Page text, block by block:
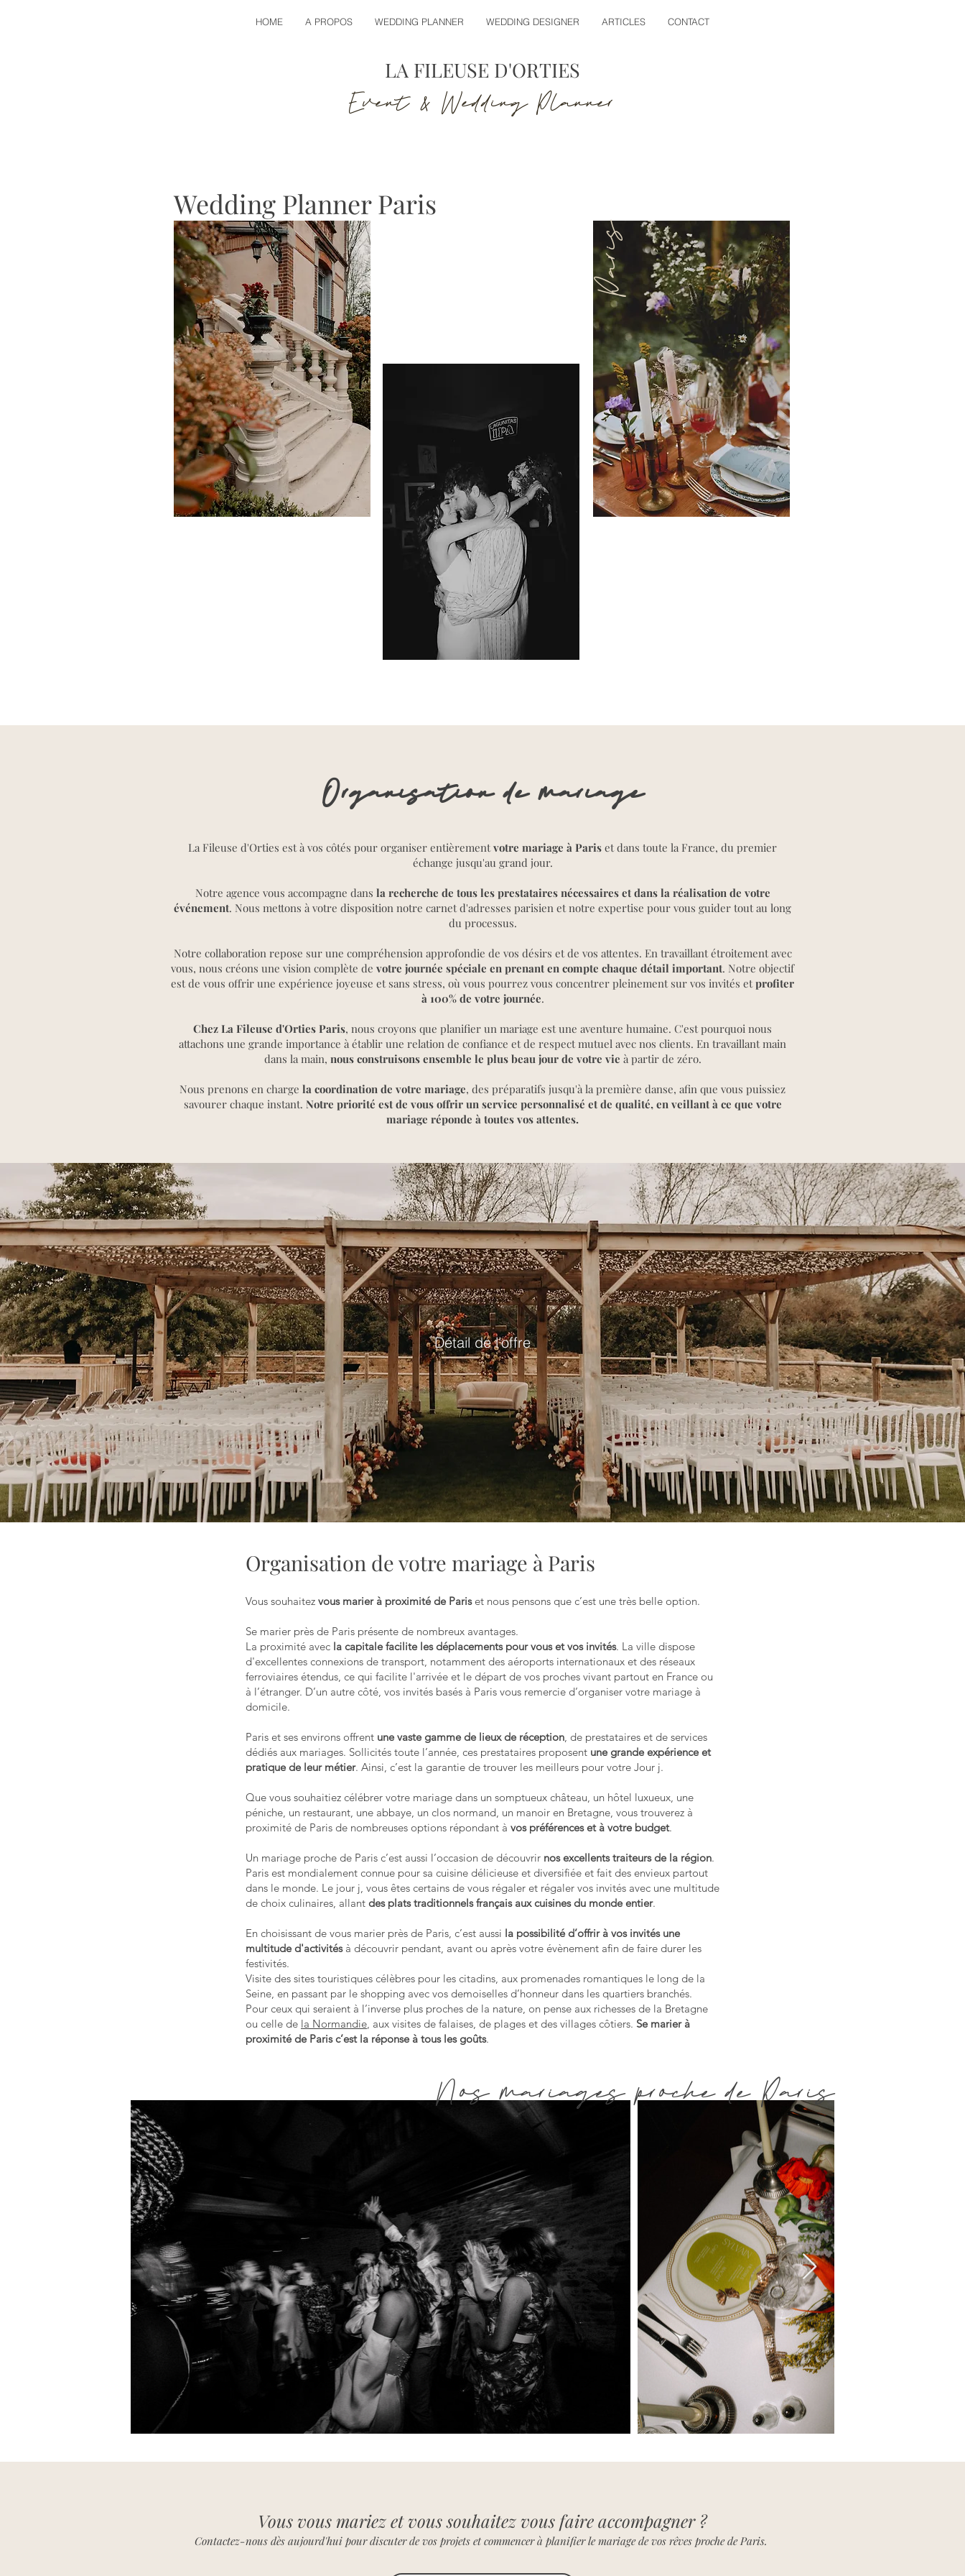
HOME A PROPOS WEDDING PLANNER WEDDING DESIGNER ARTICLES CONTACT
LA FILEUSE D'ORTIES
Event & Wedding Planner
Wedding Planner Paris
Paris
Organisation de mariage
La Fileuse d'Orties est à vos côtés pour organiser entièrementvotre mariage à Paris et dans toute la France, du premier
échange jusqu'au grand jour.
Notre agence vous accompagne dans la recherche de tous les prestataires nécessaires et dans la réalisation de votre
événement. Nous mettons à votre disposition notre carnet d'adresses parisien et notre expertise pour vous guider tout au long
du processus.
Notre collaboration repose sur une compréhension approfondie de vos désirs et de vos attentes. En travaillant étroitement avec
vous, nous créons une vision complète de votre journée spéciale en prenant en compte chaque détail important. Notre objectif
est de vous offrir une expérience joyeuse et sans stress, où vous pourrez vous concentrer pleinement sur vos invités etprofiter
à 100% de votre journée.
Chez La Fileuse d'Orties Paris, nous croyons que planifier un mariage est une aventure humaine. C'est pourquoi nous
attachons une grande importance à établir une relation de confiance et de respect mutuel avec nos clients. En travaillant main
dans la main, nous construisons ensemble le plus beau jour de votre vie à partir de zéro.
Nous prenons en charge la coordination de votre mariage, des préparatifs jusqu'à la première danse, afin que vous puissiez
savourer chaque instant. Notre priorité est de vous offrir un service personnalisé et de qualité, en veillant à ce que votre
mariage réponde à toutes vos attentes.
Détail de l'offre
Organisation de votre mariage à Paris
Vous souhaitez vous marier à proximité de Pariset nous pensons que c’est une très belle option.
Se marier près de Paris présente de nombreux avantages.
La proximité avec la capitale facilite les déplacements pour vous et vos invités. La ville dispose
d'excellentes connexions de transport, notamment des aéroports internationaux et des réseaux
ferroviaires étendus, ce qui facilite l'arrivée et le départ de vos proches vivant partout en France ou
à l’étranger. D’un autre côté, vos invités basés à Paris vous remercie d’organiser votre mariage à
domicile.
Paris et ses environs offrent une vaste gamme de lieux de réception, de prestataires et de services
dédiés aux mariages. Sollicités toute l’année, ces prestataires proposent une grande expérience et
pratique de leur métier. Ainsi, c’est la garantie de trouver les meilleurs pour votre Jour j.
Que vous souhaitiez célébrer votre mariage dans un somptueux château, un hôtel luxueux, une
péniche, un restaurant, une abbaye, un clos normand, un manoir en Bretagne, vous trouverez à
proximité de Paris de nombreuses options répondant à vos préférences et à votre budget.
Un mariage proche de Paris c’est aussi l’occasion de découvrir nos excellents traiteurs de la région.
Paris est mondialement connue pour sa cuisine délicieuse et diversifiée et fait des envieux partout
dans le monde. Le jour j, vous êtes certains de vous régaler et régaler vos invités avec une multitude
de choix culinaires, allant des plats traditionnels français aux cuisines du monde entier.
En choisissant de vous marier près de Paris, c’est aussi la possibilité d’offrir à vos invités une
multitude d'activitésà découvrir pendant, avant ou après votre évènement afin de faire durer les
festivités.
Visite des sites touristiques célèbres pour les citadins, aux promenades romantiques le long de la
Seine, en passant par le shopping avec vos demoiselles d’honneur dans les quartiers branchés.
Pour ceux qui seraient à l’inverse plus proches de la nature, on pense aux richesses de la Bretagne
ou celle de la Normandie, aux visites de falaises, de plages et des villages côtiers. Se marier à
proximité de Paris c’est la réponse à tous les goûts.
Nos mariages proche de Paris
Vous vous mariez et vous souhaitez vous faire accompagner ?
Contactez-nous dès aujourd'hui pour discuter de vos projets et commencer à planifier le mariage de vos rêves proche de Paris.